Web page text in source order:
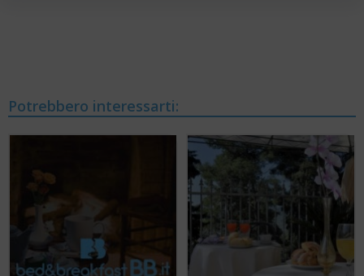
Potrebbero interessarti: